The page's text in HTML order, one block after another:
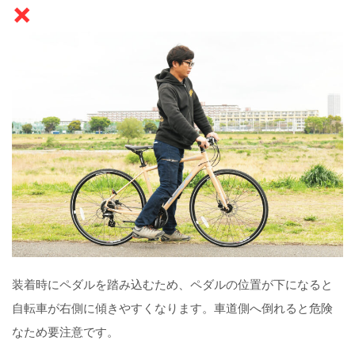
×
装着時にペダルを踏み込むため、ペダルの位置が下になると
自転車が右側に傾きやすくなります。車道側へ倒れると危険
なため要注意です。